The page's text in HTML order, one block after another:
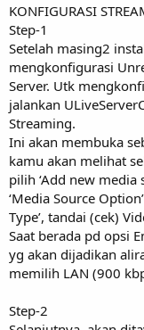
KONFIGURASI
Step-1
Setelah masing2
mengkonfigurasi
Server. Utk
jalankan
Streaming.
Ini akan membuka
kamu akan melihat
pilih ‘Add new media
‘Media Source
Type’, tandai (cek)
Saat berada pd opsi
yg akan dijadikan
memilih LAN (900
Step-2